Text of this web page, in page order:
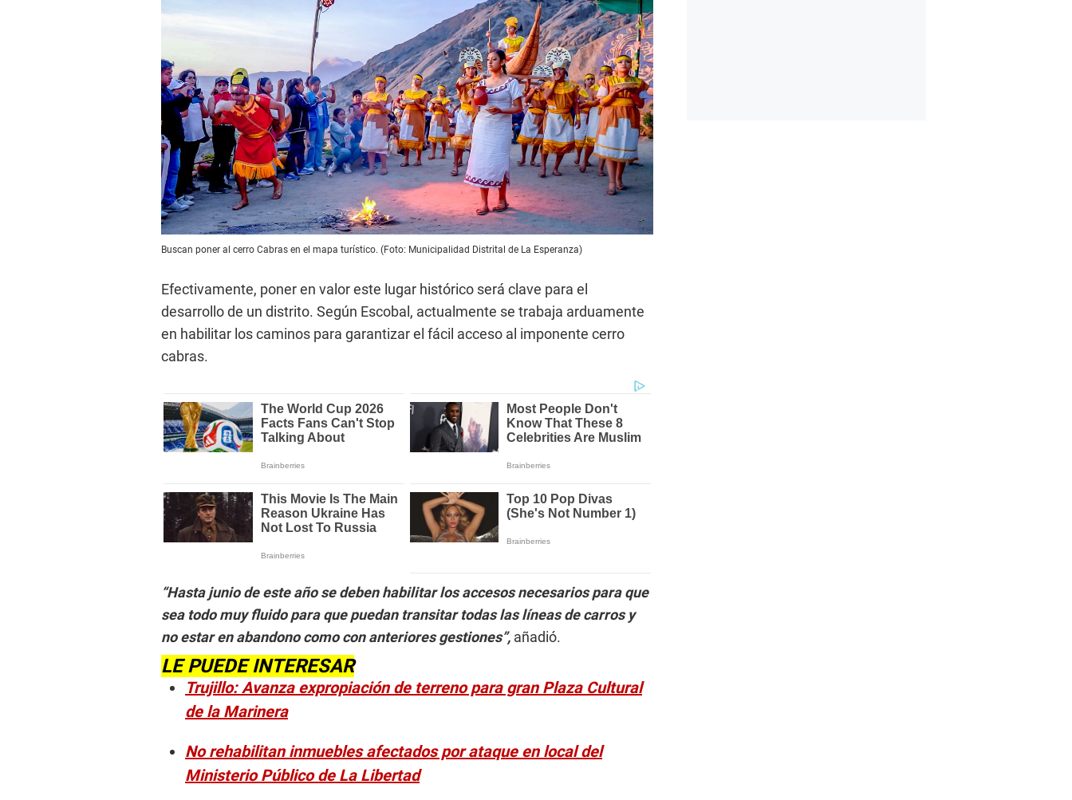
Buscan poner al cerro Cabras en el mapa turístico. (Foto: Municipalidad Distrital de La Esperanza)
Efectivamente, poner en valor este lugar histórico será clave para el
desarrollo de un distrito. Según Escobal, actualmente se trabaja arduamente
en habilitar los caminos para garantizar el fácil acceso al imponente cerro
cabras.
“Hasta junio de este año se deben habilitar los accesos necesarios para que
sea todo muy fluido para que puedan transitar todas las líneas de carros y
no estar en abandono como con anteriores gestiones”, añadió.
LE PUEDE INTERESAR
Trujillo: Avanza expropiación de terreno para gran Plaza Cultural
de la Marinera
No rehabilitan inmuebles afectados por ataque en local del
Ministerio Público de La Libertad